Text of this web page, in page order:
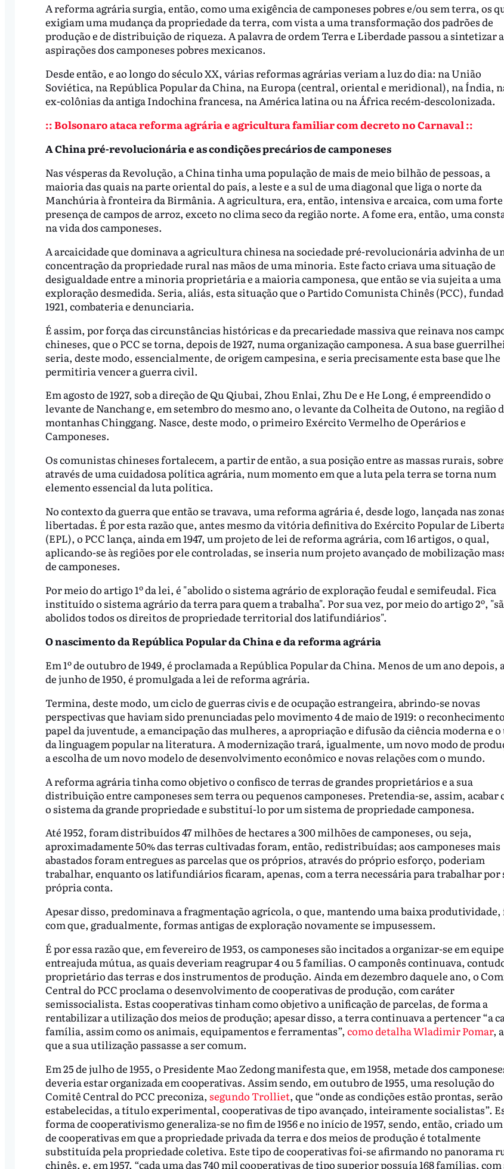
A reforma agrária surgia, então, como uma exigência de camponeses pobres e/ou sem terra, os
exigiam uma mudança da propriedade da terra, com vista a uma transformação dos padrões de
produção e de distribuição de riqueza. A palavra de ordem Terra e Liberdade passou a sintetizar
aspirações dos camponeses pobres mexicanos.
Desde então, e ao longo do século XX, várias reformas agrárias veriam a luz do dia: na União
Soviética, na República Popular da China, na Europa (central, oriental e meridional), na Índia,
ex-colônias da antiga Indochina francesa, na América latina ou na África recém-descolonizada.
:: Bolsonaro ataca reforma agrária e agricultura familiar com decreto no Carnaval ::
A China pré-revolucionária e as condições precários de camponeses
Nas vésperas da Revolução, a China tinha uma população de mais de meio bilhão de pessoas, a
maioria das quais na parte oriental do país, a leste e a sul de uma diagonal que liga o norte da
Manchúria à fronteira da Birmânia. A agricultura, era, então, intensiva e arcaica, com uma forte
presença de campos de arroz, exceto no clima seco da região norte. A fome era, então, uma
na vida dos camponeses.
A arcaicidade que dominava a agricultura chinesa na sociedade pré-revolucionária advinha de
concentração da propriedade rural nas mãos de uma minoria. Este facto criava uma situação de
desigualdade entre a minoria proprietária e a maioria camponesa, que então se via sujeita a uma
exploração desmedida. Seria, aliás, esta situação que o Partido Comunista Chinês (PCC),
1921, combateria e denunciaria.
É assim, por força das circunstâncias históricas e da precariedade massiva que reinava nos
chineses, que o PCC se torna, depois de 1927, numa organização camponesa. A sua base
seria, deste modo, essencialmente, de origem campesina, e seria precisamente esta base que lhe
permitiria vencer a guerra civil.
Em agosto de 1927, sob a direção de Qu Qiubai, Zhou Enlai, Zhu De e He Long, é empreendido o
levante de Nanchang e, em setembro do mesmo ano, o levante da Colheita de Outono, na região
montanhas Chinggang. Nasce, deste modo, o primeiro Exército Vermelho de Operários e
Camponeses.
Os comunistas chineses fortalecem, a partir de então, a sua posição entre as massas rurais,
através de uma cuidadosa política agrária, num momento em que a luta pela terra se torna num
elemento essencial da luta política.
No contexto da guerra que então se travava, uma reforma agrária é, desde logo, lançada nas
libertadas. É por esta razão que, antes mesmo da vitória definitiva do Exército Popular de
(EPL), o PCC lança, ainda em 1947, um projeto de lei de reforma agrária, com 16 artigos, o qual,
aplicando-se às regiões por ele controladas, se inseria num projeto avançado de mobilização
de camponeses.
Por meio do artigo 1º da lei, é "abolido o sistema agrário de exploração feudal e semifeudal. Fica
instituído o sistema agrário da terra para quem a trabalha". Por sua vez, por meio do artigo 2º,
abolidos todos os direitos de propriedade territorial dos latifundiários".
O nascimento da República Popular da China e da reforma agrária
Em 1º de outubro de 1949, é proclamada a República Popular da China. Menos de um ano depois,
de junho de 1950, é promulgada a lei de reforma agrária.
Termina, deste modo, um ciclo de guerras civis e de ocupação estrangeira, abrindo-se novas
perspectivas que haviam sido prenunciadas pelo movimento 4 de maio de 1919: o
papel da juventude, a emancipação das mulheres, a apropriação e difusão da ciência moderna e o
da linguagem popular na literatura. A modernização trará, igualmente, um novo modo de
a escolha de um novo modelo de desenvolvimento econômico e novas relações com o mundo.
A reforma agrária tinha como objetivo o confisco de terras de grandes proprietários e a sua
distribuição entre camponeses sem terra ou pequenos camponeses. Pretendia-se, assim, acabar
o sistema da grande propriedade e substituí-lo por um sistema de propriedade camponesa.
Até 1952, foram distribuídos 47 milhões de hectares a 300 milhões de camponeses, ou seja,
aproximadamente 50% das terras cultivadas foram, então, redistribuídas; aos camponeses mais
abastados foram entregues as parcelas que os próprios, através do próprio esforço, poderiam
trabalhar, enquanto os latifundiários ficaram, apenas, com a terra necessária para trabalhar por
própria conta.
Apesar disso, predominava a fragmentação agrícola, o que, mantendo uma baixa produtividade,
com que, gradualmente, formas antigas de exploração novamente se impusessem.
É por essa razão que, em fevereiro de 1953, os camponeses são incitados a organizar-se em
entreajuda mútua, as quais deveriam reagrupar 4 ou 5 famílias. O camponês continuava,
proprietário das terras e dos instrumentos de produção. Ainda em dezembro daquele ano, o
Central do PCC proclama o desenvolvimento de cooperativas de produção, com caráter
semissocialista. Estas cooperativas tinham como objetivo a unificação de parcelas, de forma a
rentabilizar a utilização dos meios de produção; apesar disso, a terra continuava a pertencer “a
família, assim como os animais, equipamentos e ferramentas”, como detalha Wladimir Pomar,
que a sua utilização passasse a ser comum.
Em 25 de julho de 1955, o Presidente Mao Zedong manifesta que, em 1958, metade dos
deveria estar organizada em cooperativas. Assim sendo, em outubro de 1955, uma resolução do
Comitê Central do PCC preconiza, segundo Trolliet, que “onde as condições estão prontas, serão
estabelecidas, a título experimental, cooperativas de tipo avançado, inteiramente socialistas”.
forma de cooperativismo generaliza-se no fim de 1956 e no início de 1957, sendo, então, criado
de cooperativas em que a propriedade privada da terra e dos meios de produção é totalmente
substituída pela propriedade coletiva. Este tipo de cooperativas foi-se afirmando no panorama
chinês, e, em 1957, “cada uma das 740 mil cooperativas de tipo superior possuía 168 famílias, com